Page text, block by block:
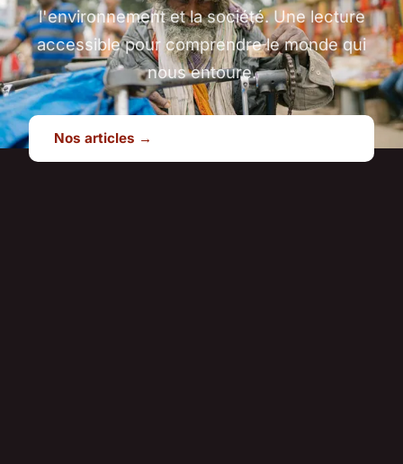
l'environnement et la société. Une lecture
accessible pour comprendre le monde qui
nous entoure.
Nos articles →